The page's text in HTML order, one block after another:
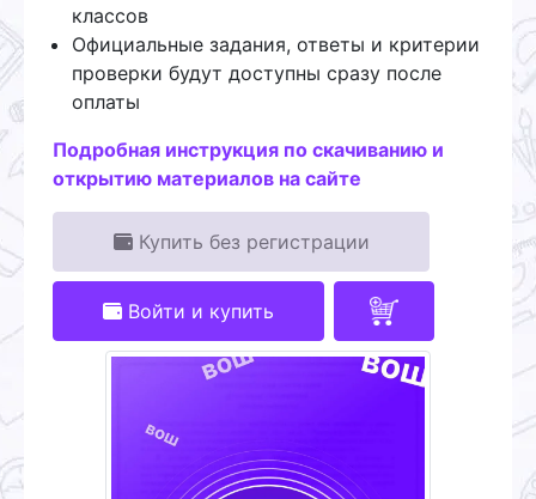
классов
Официальные задания, ответы и критерии
проверки будут доступны сразу после
оплаты
Подробная инструкция по скачиванию и
открытию материалов на сайте
Купить без регистрации
Войти и купить